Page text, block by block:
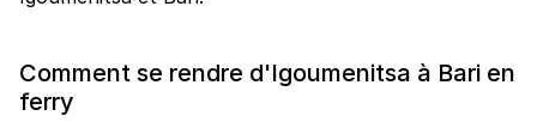
Comment se rendre d'Igoumenitsa à Bari en
ferry